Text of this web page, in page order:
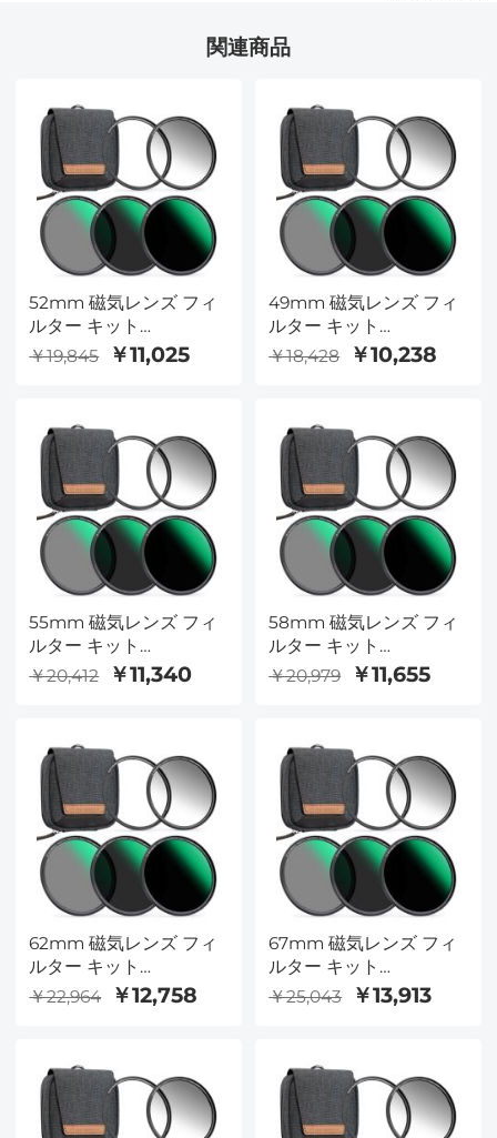
関連商品
52mm 磁気レンズ フィ
ルター キット
GND8+ND8+ND64+ND1000+磁
気アダプター リング 5 in
テム Nano X シリーズ
￥19,845 ￥11,025
49mm 磁気レンズ フィ
ルター キット
気アダプター リング 5 in
テム Nano X シリーズ
￥18,428 ￥10,238
55mm 磁気レンズ フィ
ルター キット
GND8+ND8+ND64+ND1000+磁
テム Nano X シリーズ
￥20,412 ￥11,340
58mm 磁気レンズ フィ
ルター キット
テム Nano X シリーズ
￥20,979 ￥11,655
62mm 磁気レンズ フィ
ルター キット
GND8+ND8+ND64+ND1000+磁
気アダプター リング 5 in
￥22,964 ￥12,758
67mm 磁気レンズ フィ
ルター キット
GND8+ND8+ND64
+ND1000+磁気アダプタ
X シリーズ
￥25,043 ￥13,913